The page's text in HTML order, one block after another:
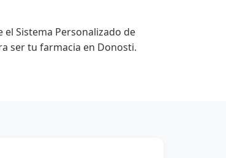
Sistema Personalizado de
ser tu farmacia en Donosti.